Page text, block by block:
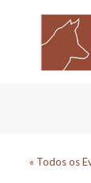
« Todos os